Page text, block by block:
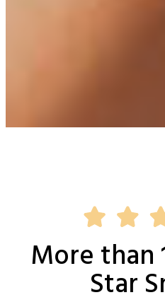
More than
Star